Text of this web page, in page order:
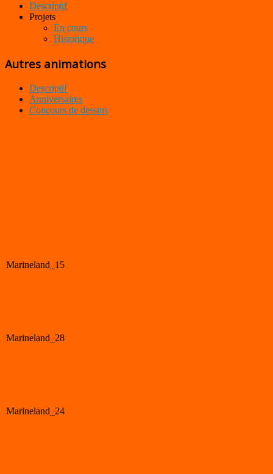
Descriptif
Projets
En cours
Historique
Autres animations
Descriptif
Anniversaires
Concours de dessins
Marineland_15
Marineland_28
Marineland_24